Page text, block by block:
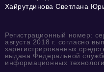
Хайрутдинова Светлана
Регистрационный номер:
августа 2018 г. согласно
зарегистрированных
выдана Федеральной
информационных